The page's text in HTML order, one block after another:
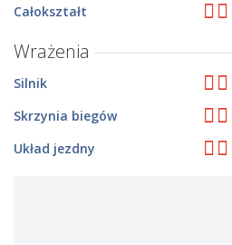
Całokształt
Wrażenia
Silnik
Skrzynia biegów
Układ jezdny